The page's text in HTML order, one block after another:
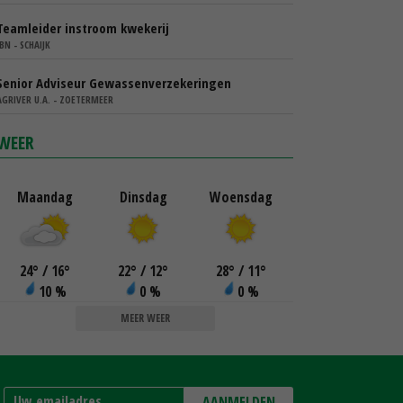
instroom kwekerij
- SCHAIJK
Adviseur Gewassenverzekeringen
U.A. - ZOETERMEER
Maandag
24° / 16°
10 %
Dinsdag
22° / 12°
0 %
Woensdag
28° / 11°
0 %
MEER WEER